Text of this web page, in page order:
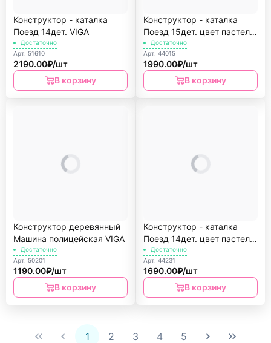
Конструктор - каталка
Поезд 14дет. VIGA
Достаточно
Арт: 51610
2190.00₽/шт
В корзину
Конструктор - каталка
Поезд 15дет. цвет пастель
VIGA
Достаточно
Арт: 44015
1990.00₽/шт
В корзину
Конструктор деревянный
Машина полицейская VIGA
Достаточно
Арт: 50201
1190.00₽/шт
В корзину
Конструктор - каталка
Поезд 14дет. цвет пастель
VIGA
Достаточно
Арт: 44231
1690.00₽/шт
В корзину
1 2 3 4 5